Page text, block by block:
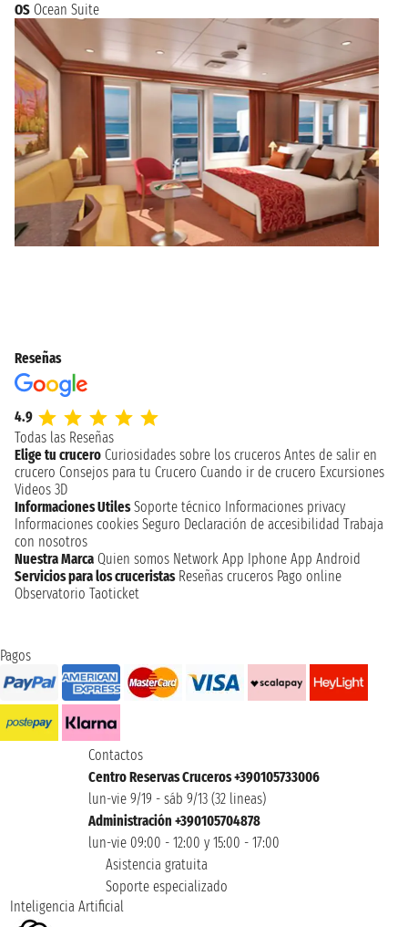
OS Ocean Suite
Reseñas
4.9
Todas las Reseñas
Elige tu crucero Curiosidades sobre los cruceros Antes de salir en
crucero Consejos para tu Crucero Cuando ir de crucero Excursiones
Videos 3D
Informaciones Utiles Soporte técnico Informaciones privacy
Informaciones cookies Seguro Declaración de accesibilidad Trabaja
con nosotros
Nuestra Marca Quien somos Network App Iphone App Android
Servicios para los cruceristas Reseñas cruceros Pago online
Observatorio Taoticket
Pagos
Contactos
Centro Reservas Cruceros +390105733006
lun-vie 9/19 - sáb 9/13 (32 lineas)
Administración +390105704878
lun-vie 09:00 - 12:00 y 15:00 - 17:00
Asistencia gratuita
Soporte especializado
Inteligencia Artificial